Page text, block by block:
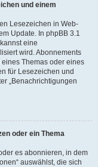
und einem
Lesezeichen in Web-
Update. In phpBB 3.1
eine
wird. Abonnements
Themas oder eines
für Lesezeichen und
„Benachrichtigungen
oder ein Thema
es abonnieren, in dem
auswählst, die sich